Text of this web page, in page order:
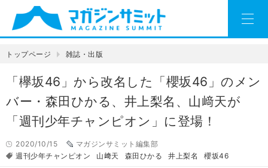
トップページ 雑誌・出版
「欅坂46」から改名した「櫻坂46」のメン
バー・森田ひかる、井上梨名、山﨑天が
「週刊少年チャンピオン」に登場！
2020/10/15
マガジンサミット編集部
週刊少年チャンピオン
⼭﨑天 森田ひかる 井上梨名 櫻坂46